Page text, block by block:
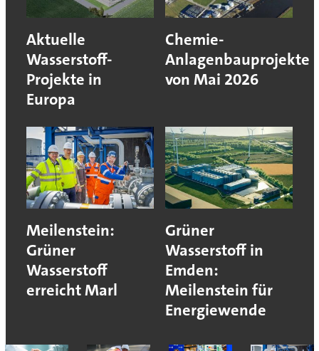
Aktuelle
Wasserstoff-
Projekte in
Europa
Chemie-
Anlagenbauprojekte
von Mai 2026
Meilenstein:
Grüner
Wasserstoff
erreicht Marl
Grüner
Wasserstoff in
Emden:
Meilenstein für
Energiewende